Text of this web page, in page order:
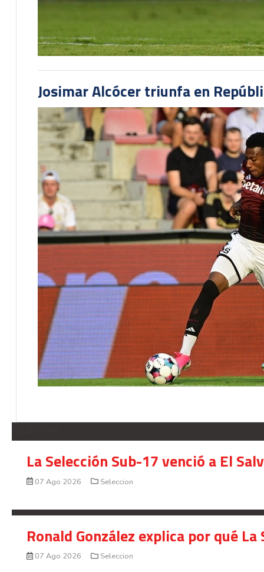
Josimar Alcócer triunfa en
La Selección Sub-17 venció a El
07 Ago 2026 Seleccion
Ronald González explica por qué
07 Ago 2026 Seleccion